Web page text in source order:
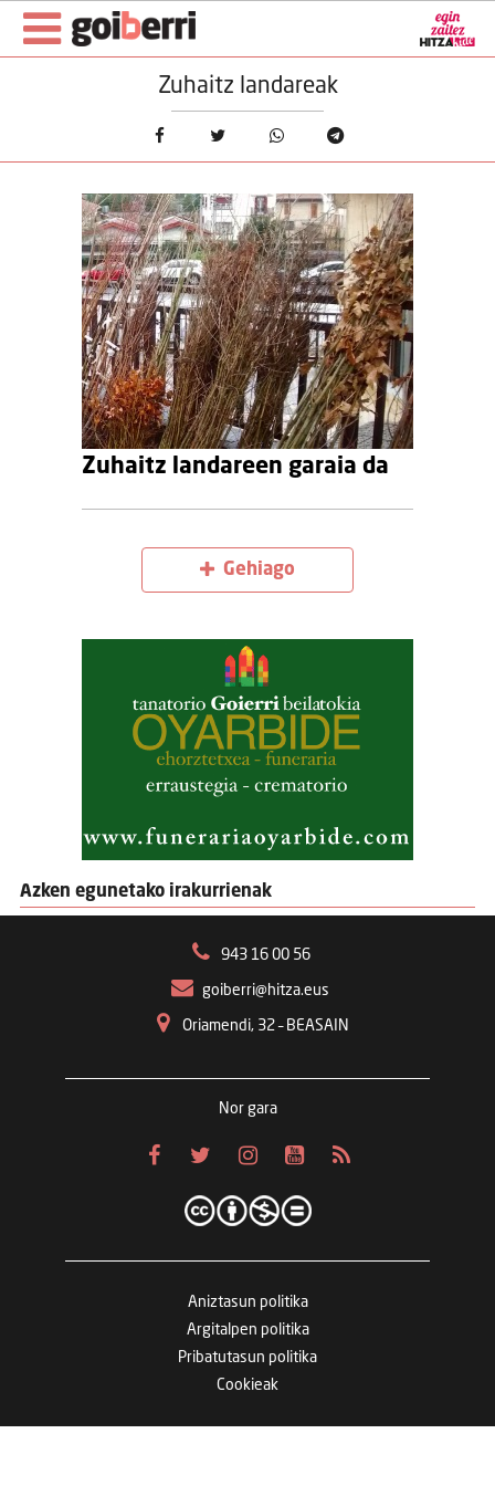
Zuhaitz landareak
Zuhaitz landareen garaia da
Gehiago
Azken egunetako irakurrienak
943 16 00 56
goiberri@hitza.eus
Oriamendi, 32 – BEASAIN
Nor gara
Aniztasun politika
Argitalpen politika
Pribatutasun politika
Cookieak